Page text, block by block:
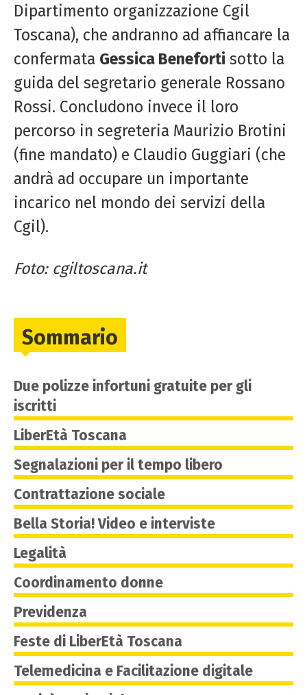
Dipartimento organizzazione Cgil
Toscana), che andranno ad affiancare la
confermata Gessica Beneforti sotto la
guida del segretario generale Rossano
Rossi. Concludono invece il loro
percorso in segreteria Maurizio Brotini
(fine mandato) e Claudio Guggiari (che
andrà ad occupare un importante
incarico nel mondo dei servizi della
Cgil).
Foto: cgiltoscana.it
Sommario
Due polizze infortuni gratuite per gli
iscritti
LiberEtà Toscana
Segnalazioni per il tempo libero
Contrattazione sociale
Bella Storia! Video e interviste
Legalità
Coordinamento donne
Previdenza
Feste di LiberEtà Toscana
Telemedicina e Facilitazione digitale